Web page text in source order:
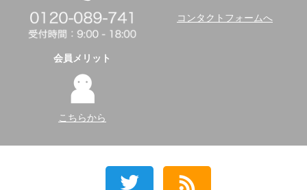
コンタクトフォームへ
会員メリット
こちらから